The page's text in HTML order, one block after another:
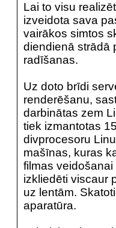
Lai to visu
izveidota sava
vairākos simtos
diendienā strādā
radīšanas.
Uz doto brīdi
renderēšanu,
darbinātas zem
tiek izmantotas
divprocesoru
mašīnas, kuras
filmas
izkliedēti viscaur
uz lentām.
aparatūra.